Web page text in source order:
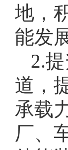
地，
能发
2.
道，
承载
厂、